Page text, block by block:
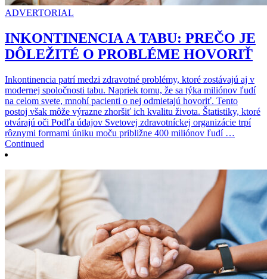
ADVERTORIAL
INKONTINENCIA A TABU: PREČO JE
DÔLEŽITÉ O PROBLÉME HOVORIŤ
Inkontinencia patrí medzi zdravotné problémy, ktoré zostávajú aj v
modernej spoločnosti tabu. Napriek tomu, že sa týka miliónov ľudí
na celom svete, mnohí pacienti o nej odmietajú hovoriť. Tento
postoj však môže výrazne zhoršiť ich kvalitu života. Štatistiky, ktoré
otvárajú oči Podľa údajov Svetovej zdravotníckej organizácie trpí
rôznymi formami úniku moču približne 400 miliónov ľudí …
Continued